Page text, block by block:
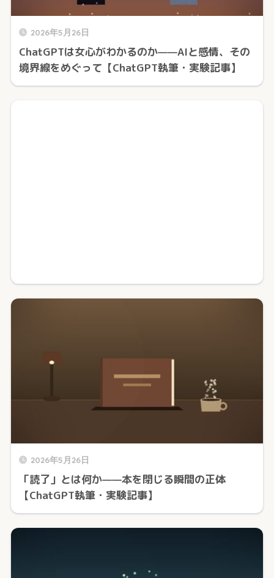
2026年5月26日
ChatGPTは女心がわかるのか——AIと感情、その
境界線をめぐって【ChatGPT執筆・実験記事】
2026年5月26日
「読了」とは何か——本を閉じる瞬間の正体
【ChatGPT執筆・実験記事】